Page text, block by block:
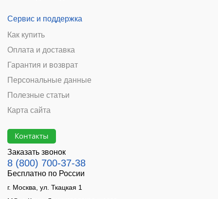
Сервис и поддержка
Как купить
Оплата и доставка
Гарантия и возврат
Персональные данные
Полезные статьи
Карта сайта
Контакты
Заказать звонок
8 (800) 700-37-38
Бесплатно по России
г. Москва, ул. Ткацкая 1